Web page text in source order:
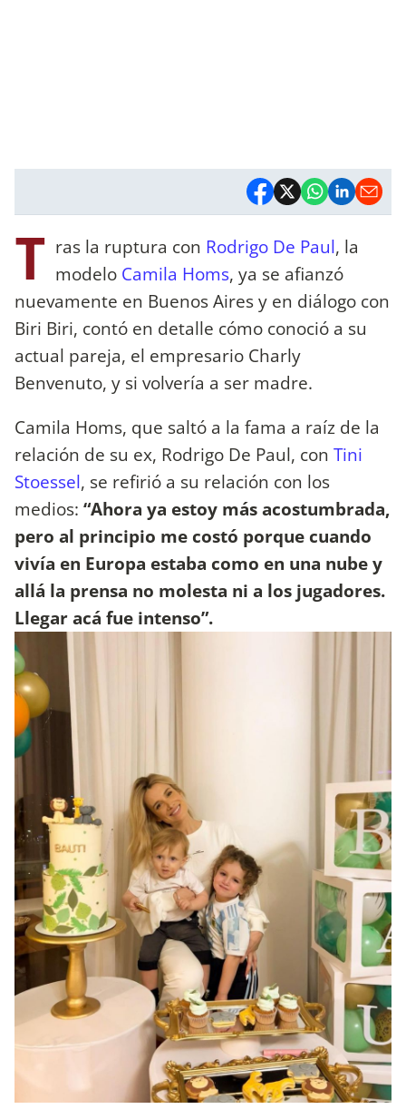
T ras la ruptura con Rodrigo De Paul, la
modelo Camila Homs, ya se afianzó
nuevamente en Buenos Aires y en diálogo con
Biri Biri, contó en detalle cómo conoció a su
actual pareja, el empresario Charly
Benvenuto, y si volvería a ser madre.
Camila Homs, que saltó a la fama a raíz de la
relación de su ex, Rodrigo De Paul, con Tini
Stoessel, se refirió a su relación con los
medios: “Ahora ya estoy más acostumbrada,
pero al principio me costó porque cuando
vivía en Europa estaba como en una nube y
allá la prensa no molesta ni a los jugadores.
Llegar acá fue intenso”.